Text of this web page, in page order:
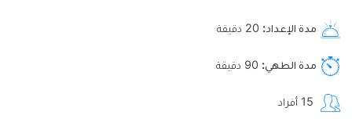
مدة الإعداد دقيقة
مدة الطهي دقيقة
أفراد